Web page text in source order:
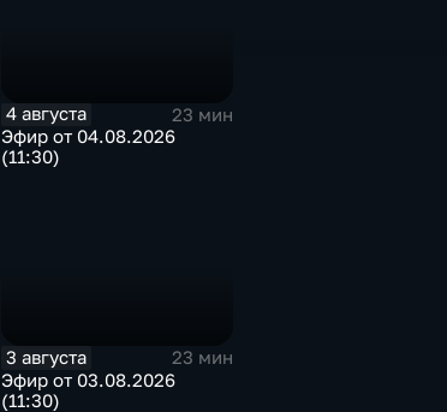
4 августа
23 мин
Эфир от 04.08.2026
(11:30)
3 августа
23 мин
Эфир от 03.08.2026
(11:30)